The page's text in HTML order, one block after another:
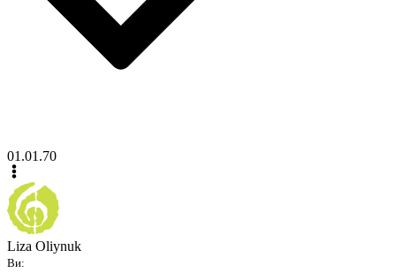
01.01.70
Liza Oliynuk
Ви: